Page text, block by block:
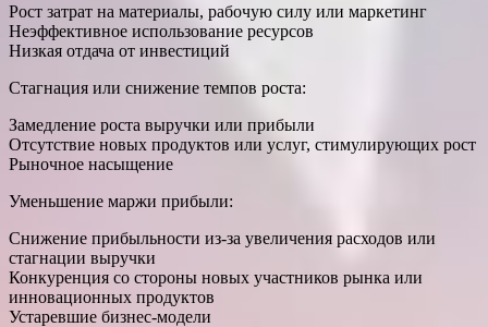
Рост затрат на материалы, рабочую силу или маркетинг
Неэффективное использование ресурсов
Низкая отдача от инвестиций
Стагнация или снижение темпов роста:
Замедление роста выручки или прибыли
Отсутствие новых продуктов или услуг, стимулирующих рост
Рыночное насыщение
Уменьшение маржи прибыли:
Снижение прибыльности из-за увеличения расходов или
стагнации выручки
Конкуренция со стороны новых участников рынка или
инновационных продуктов
Устаревшие бизнес-модели